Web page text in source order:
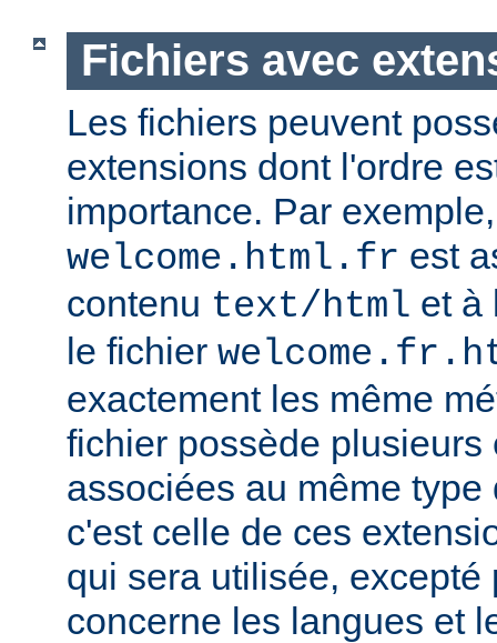
Fichiers avec
Les fichiers peuvent
extensions dont l'ordre
importance. Par
welcome.html.fr est
contenu text/html et à
le fichier
exactement les même
fichier possède plusieurs
associées au même
c'est celle de ces
qui sera utilisée, excepté
concerne les langues et